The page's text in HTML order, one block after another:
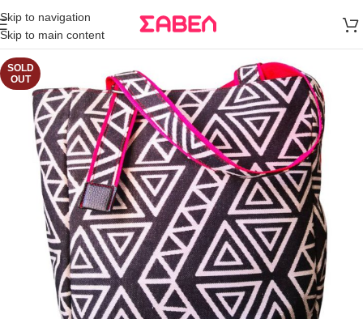
Skip to navigation
Skip to main content
άνω των 80€
Παραγγελία
SOLD
OUT